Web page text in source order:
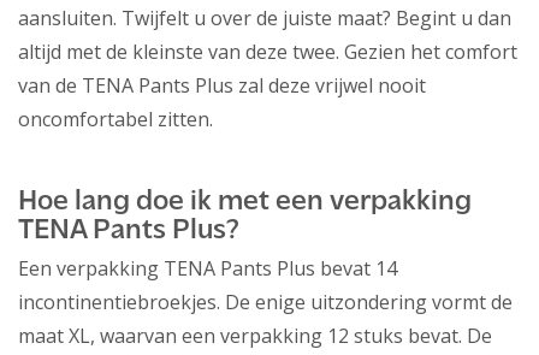
aansluiten. Twijfelt u over de juiste maat? Begint u dan
altijd met de kleinste van deze twee. Gezien het comfort
van de TENA Pants Plus zal deze vrijwel nooit
oncomfortabel zitten.
Hoe lang doe ik met een verpakking
TENA Pants Plus?
Een verpakking TENA Pants Plus bevat 14
incontinentiebroekjes. De enige uitzondering vormt de
maat XL, waarvan een verpakking 12 stuks bevat. De